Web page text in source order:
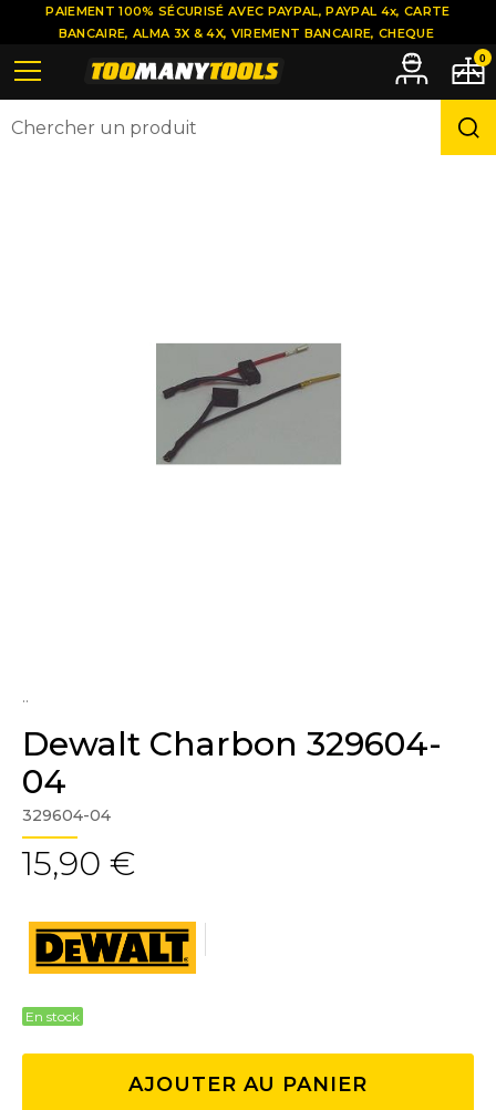
..
Dewalt Charbon 329604-
04
329604-04
15,90 €
En stock
AJOUTER AU PANIER
PAIEMENT 100% SÉCURISÉ AVEC PAYPAL, PAYPAL 4x, CARTE
BANCAIRE, ALMA 3X & 4X, VIREMENT BANCAIRE, CHEQUE
0